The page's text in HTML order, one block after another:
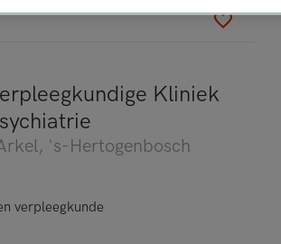
Kliniek
, 's-Hertogenbosch
verpleegkunde